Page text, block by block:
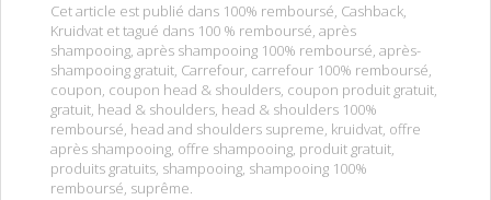
Cet article est publié dans 100% remboursé, Cashback,
Kruidvat et tagué dans 100 % remboursé, après
shampooing, après shampooing 100% remboursé, après-
shampooing gratuit, Carrefour, carrefour 100% remboursé,
coupon, coupon head & shoulders, coupon produit gratuit,
gratuit, head & shoulders, head & shoulders 100%
remboursé, head and shoulders supreme, kruidvat, offre
après shampooing, offre shampooing, produit gratuit,
produits gratuits, shampooing, shampooing 100%
remboursé, suprême.